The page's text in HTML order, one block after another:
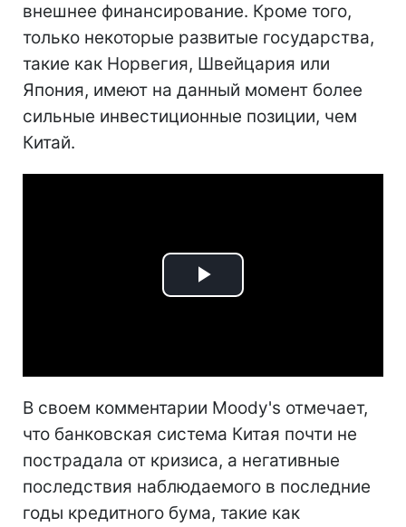
внешнее финансирование. Кроме того,
только некоторые развитые государства,
такие как Норвегия, Швейцария или
Япония, имеют на данный момент более
сильные инвестиционные позиции, чем
Китай.
Play
В своем комментарии Moody's отмечает,
что банковская система Китая почти не
пострадала от кризиса, а негативные
последствия наблюдаемого в последние
годы кредитного бума, такие как